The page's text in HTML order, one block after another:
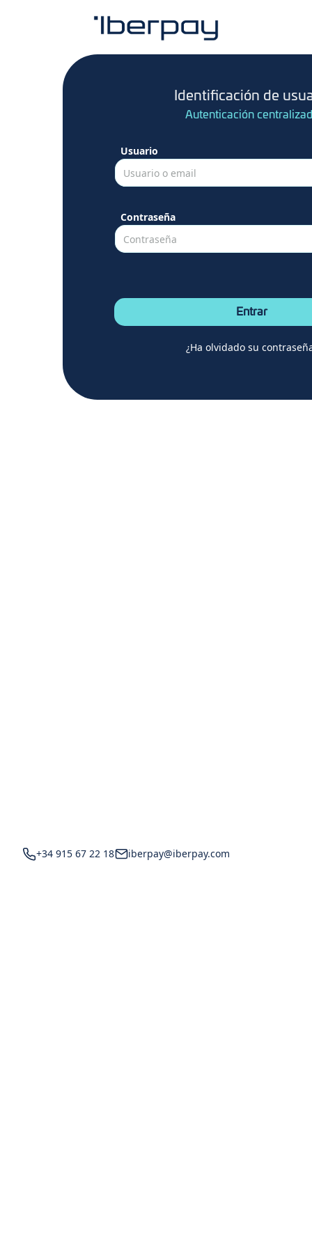
Identificación de
Autenticación
Usuario o email
Usuario
Contraseña
Contraseña
Entrar
¿Ha olvidado su
+34 915 67 22 18 iberpay@iberpay.com